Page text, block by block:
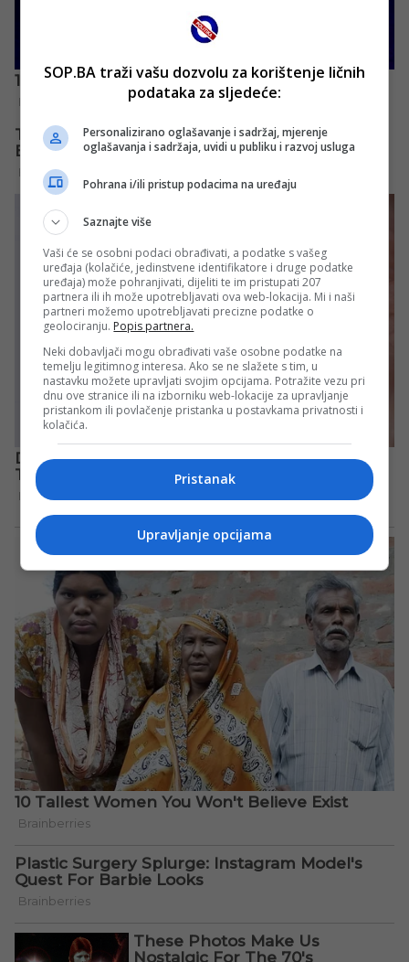
SOP.BA traži vašu dozvolu za korištenje ličnih
podataka za sljedeće:
Personalizirano oglašavanje i sadržaj, mjerenje
oglašavanja i sadržaja, uvidi u publiku i razvoj usluga
Pohrana i/ili pristup podacima na uređaju
Saznajte više
Vaši će se osobni podaci obrađivati, a podatke s vašeg
uređaja (kolačiće, jedinstvene identifikatore i druge podatke
uređaja) može pohranjivati, dijeliti te im pristupati 207
partnera ili ih može upotrebljavati ova web-lokacija. Mi i naši
partneri možemo upotrebljavati precizne podatke o
geolociranju. Popis partnera.
Neki dobavljači mogu obrađivati vaše osobne podatke na
temelju legitimnog interesa. Ako se ne slažete s tim, u
nastavku možete upravljati svojim opcijama. Potražite vezu pri
dnu ove stranice ili na izborniku web-lokacije za upravljanje
pristankom ili povlačenje pristanka u postavkama privatnosti i
kolačića.
Pristanak
Upravljanje opcijama